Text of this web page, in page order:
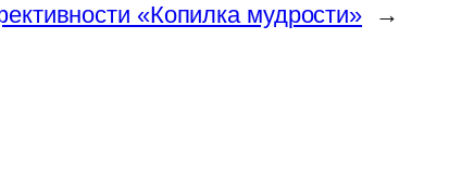
«Копилка мудрости» →